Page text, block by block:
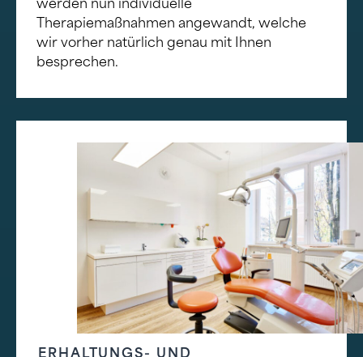
Therapiemaßnahmen angewandt, welche
wir vorher natürlich genau mit Ihnen
besprechen.
ERHALTUNGS- UND